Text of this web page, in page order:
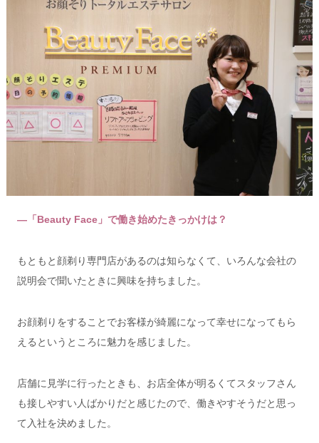
―「Beauty Face」で働き始めたきっかけは？
もともと顔剃り専門店があるのは知らなくて、いろんな会社の
説明会で聞いたときに興味を持ちました。
お顔剃りをすることでお客様が綺麗になって幸せになってもら
えるというところに魅力を感じました。
店舗に見学に行ったときも、お店全体が明るくてスタッフさん
も接しやすい人ばかりだと感じたので、働きやすそうだと思っ
て入社を決めました。